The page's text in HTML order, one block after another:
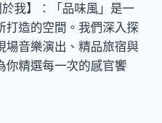
我】：「品味風」是一
打造的空間。我們深入探
場音樂演出、精品旅宿與
你精選每一次的感官饗